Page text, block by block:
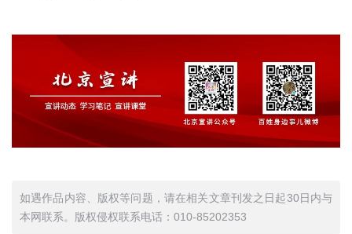
如遇作品内容、版权等问题，请在相关文章刊发之日起30日内与
本网联系。版权侵权联系电话：010-85202353